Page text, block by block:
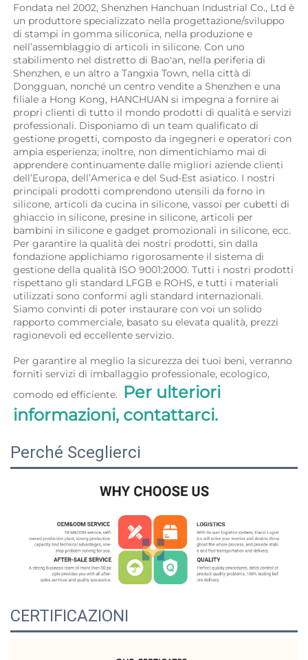
Fondata nel 2002, Shenzhen Hanchuan Industrial Co., Ltd è
un produttore specializzato nella progettazione/sviluppo
di stampi in gomma siliconica, nella produzione e
nell’assemblaggio di articoli in silicone. Con uno
stabilimento nel distretto di Bao'an, nella periferia di
Shenzhen, e un altro a Tangxia Town, nella città di
Dongguan, nonché un centro vendite a Shenzhen e una
filiale a Hong Kong, HANCHUAN si impegna a fornire ai
propri clienti di tutto il mondo prodotti di qualità e servizi
professionali. Disponiamo di un team qualificato di
gestione progetti, composto da ingegneri e operatori con
ampia esperienza; inoltre, non dimentichiamo mai di
apprendere continuamente dalle migliori aziende clienti
dell’Europa, dell’America e del Sud-Est asiatico. I nostri
principali prodotti comprendono utensili da forno in
silicone, articoli da cucina in silicone, vassoi per cubetti di
ghiaccio in silicone, presine in silicone, articoli per
bambini in silicone e gadget promozionali in silicone, ecc.
Per garantire la qualità dei nostri prodotti, sin dalla
fondazione applichiamo rigorosamente il sistema di
gestione della qualità ISO 9001:2000. Tutti i nostri prodotti
rispettano gli standard LFGB e ROHS, e tutti i materiali
utilizzati sono conformi agli standard internazionali.
Siamo convinti di poter instaurare con voi un solido
rapporto commerciale, basato su elevata qualità, prezzi
ragionevoli ed eccellente servizio.
Per garantire al meglio la sicurezza dei tuoi beni, verranno
forniti servizi di imballaggio professionale, ecologico,
comodo ed efficiente.
Per ulteriori
informazioni, contattarci.
Perché Sceglierci
CERTIFICAZIONI